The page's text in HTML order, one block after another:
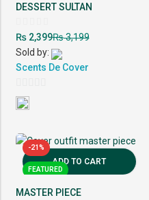
DESSERT SULTAN
Rated
0
out
of
5
₨2,399₨3,199
Sold by:
Scents De Cover
0
out
5
-21%
FEATURED
ADD TO CART
MASTER PIECE